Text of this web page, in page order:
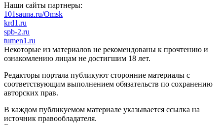
Наши сайты партнеры:
101sauna.ru/Omsk
krd1.ru
spb-2.ru
tumen1.ru
Некоторые из материалов не рекомендованы к прочтению и
ознакомлению лицам не достигшим 18 лет.
Редакторы портала публикуют сторонние материалы с
соответствующим выполнением обязательств по сохранению
авторских прав.
В каждом публикуемом материале указывается ссылка на
источник правообладателя.